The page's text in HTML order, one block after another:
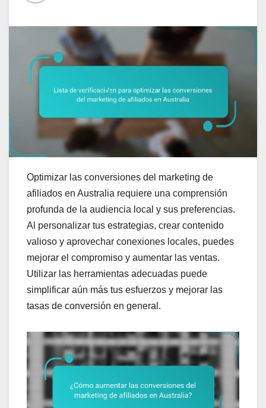
Optimizar las conversiones del marketing de
afiliados en Australia requiere una comprensión
profunda de la audiencia local y sus preferencias.
Al personalizar tus estrategias, crear contenido
valioso y aprovechar conexiones locales, puedes
mejorar el compromiso y aumentar las ventas.
Utilizar las herramientas adecuadas puede
simplificar aún más tus esfuerzos y mejorar las
tasas de conversión en general.